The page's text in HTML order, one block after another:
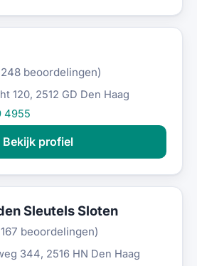
beoordelingen)
120, 2512 GD Den Haag
4955
Bekijk profiel
Sleutels Sloten
beoordelingen)
344, 2516 HN Den Haag